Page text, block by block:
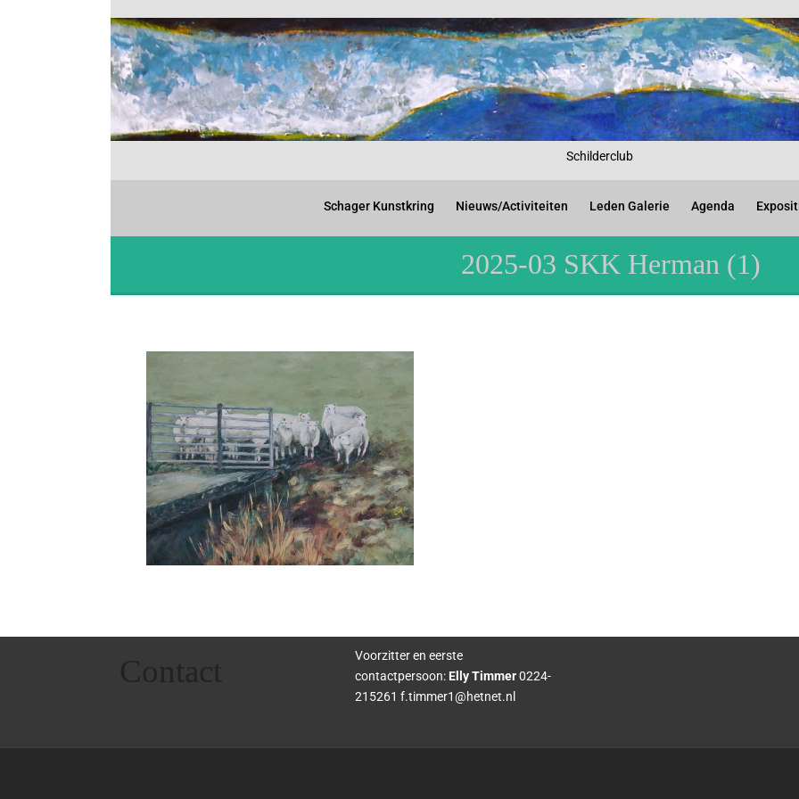
Schilderclub
Schager Kunstkring Nieuws/Activiteiten Leden Galerie Agenda
2025-03 SKK Herman (1)
Voorzitter en eerste
contactpersoon: Elly Timmer0224-
215261 f.timmer1@hetnet.nl